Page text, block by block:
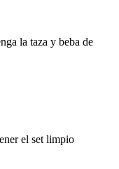
la taza y beba de
el set limpio